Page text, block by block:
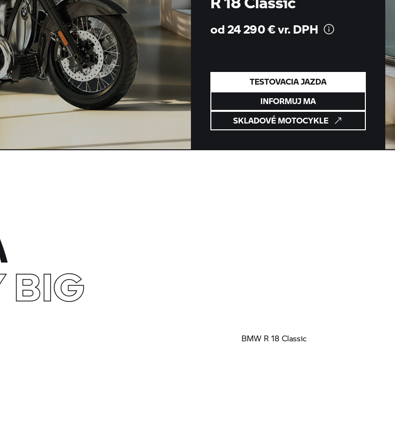
od 24 290 € vr.DPH
TESTOVACIA JAZDA
INFORMUJ MA
SKLADOVÉ MOTOCYKLE
BIG
BMW R 18 Classic